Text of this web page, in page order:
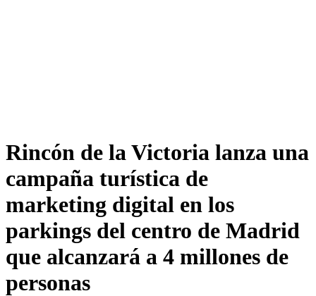
Rincón de la Victoria lanza una
campaña turística de
marketing digital en los
parkings del centro de Madrid
que alcanzará a 4 millones de
personas